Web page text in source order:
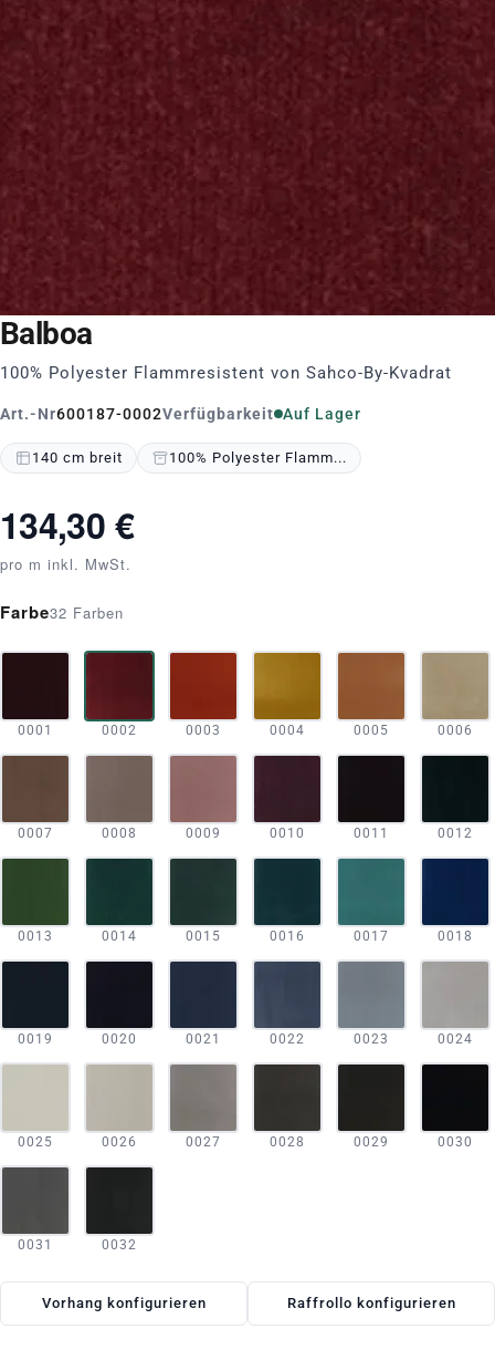
Balboa
100% Polyester Flammresistent von Sahco-By-Kvadrat
Art.-Nr600187-0002Verfügbarkeit Auf Lager
140 cm breit 100% Polyester Flamm...
134,30 €
pro m inkl. MwSt.
Farbe32 Farben
0001 0002 0003 0004 0005 0006
0007 0008 0009 0010 0011 0012
0013 0014 0015 0016 0017 0018
0019 0020 0021 0022 0023 0024
0025 0026 0027 0028 0029 0030
0031 0032
Vorhang konfigurieren Raffrollo konfigurieren